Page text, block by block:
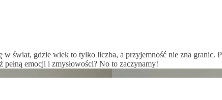
świat, gdzie wiek to tylko liczba, a przyjemność nie zna granic.
emocji i zmysłowości? No to zaczynamy!